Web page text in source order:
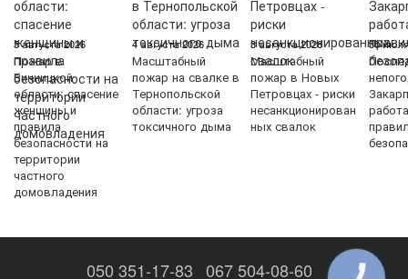
5 августа 2026
Пожар в
Винницкой
области: спасение
женщины и
правила
безопасности на
территории
частного
домовладения
4 августа 2026
Масштабный
пожар на свалке в
Тернопольской
области: угроза
токсичного дыма
3 августа 2026
Масштабный
пожар в Новых
Петровцах - риски
несанкционирован
ных свалок
30
050 351-17-83 067 504-08-60
КНОПКА